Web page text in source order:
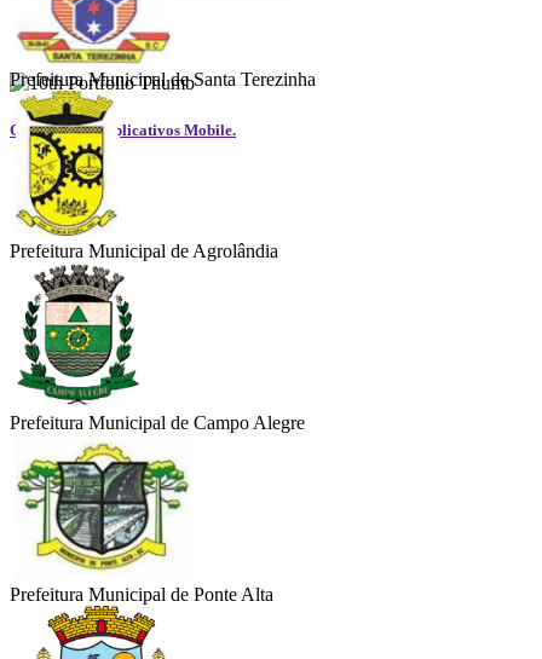
GOVGestão - Aplicativos Mobile.
Prefeitura Municipal de Santa Terezinha
Prefeitura Municipal de Agrolândia
Prefeitura Municipal de Campo Alegre
Prefeitura Municipal de Ponte Alta